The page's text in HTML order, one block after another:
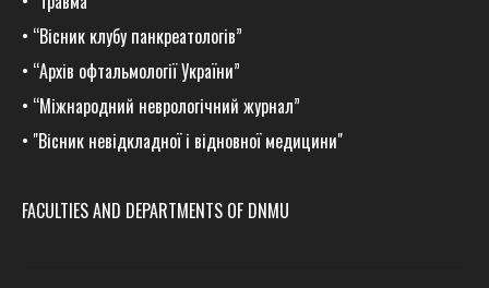
• “Вісник клубу панкреатологів”
• “Архів офтальмології України”
• “Міжнародний неврологічний журнал”
• "Вісник невідкладної і відновної медицини"
FACULTIES AND DEPARTMENTS OF DNMU